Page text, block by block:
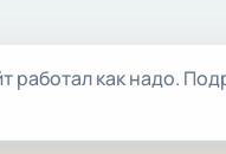
работал как надо.